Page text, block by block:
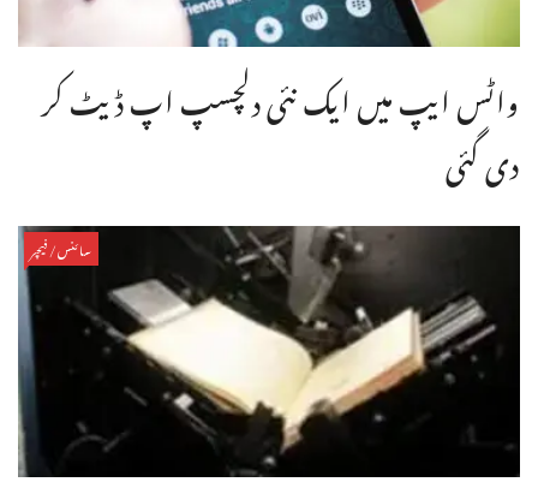
واٹس ایپ میں ایک نئی دلچسپ اپ ڈیٹ کر
دی گئی
سائنس/فیچر